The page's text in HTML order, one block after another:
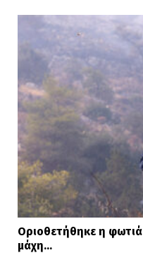
Οριοθετήθηκε η
μάχη…